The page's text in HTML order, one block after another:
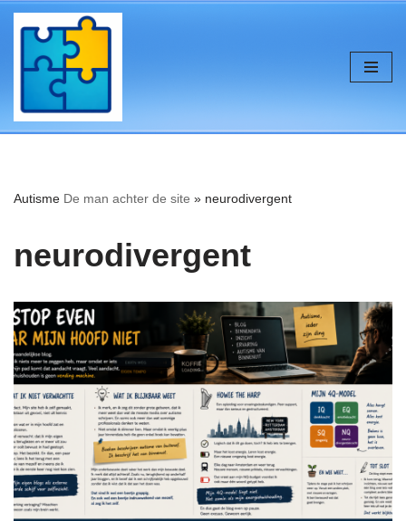
de
inhoud
naar
inhoud
Autisme De man achter de site » neurodivergent
neurodivergent